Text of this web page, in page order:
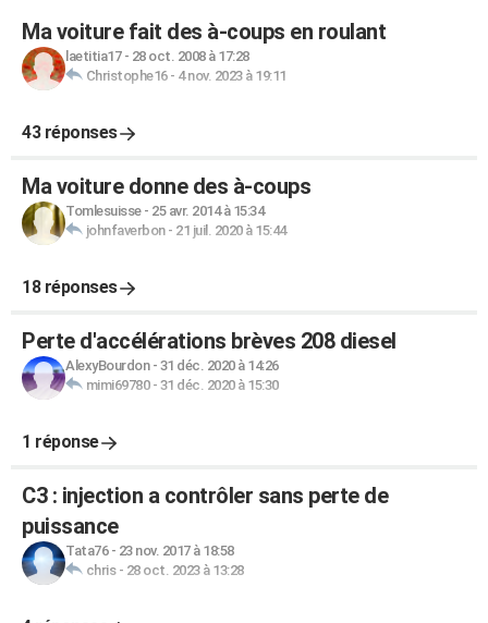
Ma voiture fait des à-coups en roulant
laetitia17- 28 oct. 2008 à 17:28
Christophe16- 4 nov. 2023 à 19:11
43 réponses
Ma voiture donne des à-coups
Tomlesuisse- 25 avr. 2014 à 15:34
johnfaverbon- 21 juil. 2020 à 15:44
18 réponses
Perte d'accélérations brèves 208 diesel
AlexyBourdon- 31 déc. 2020 à 14:26
mimi69780- 31 déc. 2020 à 15:30
1 réponse
C3 : injection a contrôler sans perte de
puissance
Tata76- 23 nov. 2017 à 18:58
chris- 28 oct. 2023 à 13:28